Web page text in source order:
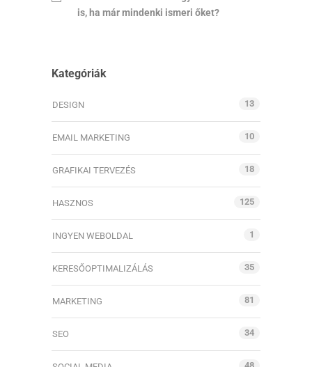
is, ha már mindenki ismeri őket?
Kategóriák
DESIGN 13
EMAIL MARKETING 10
GRAFIKAI TERVEZÉS 18
HASZNOS 125
INGYEN WEBOLDAL 1
KERESŐOPTIMALIZÁLÁS 35
MARKETING 81
SEO 34